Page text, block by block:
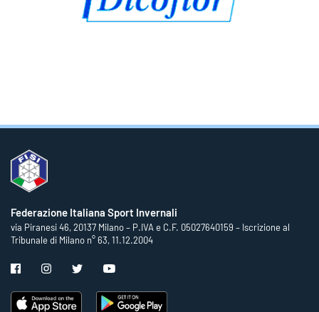
Federazione Italiana Sport Invernali
via Piranesi 46, 20137 Milano – P.IVA e C.F. 05027640159 – Iscrizione al
Tribunale di Milano n° 63, 11.12.2004